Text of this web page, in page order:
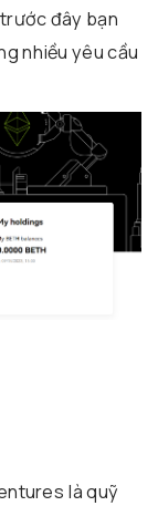
đây bạn
nhiều yêu cầu
là quỹ